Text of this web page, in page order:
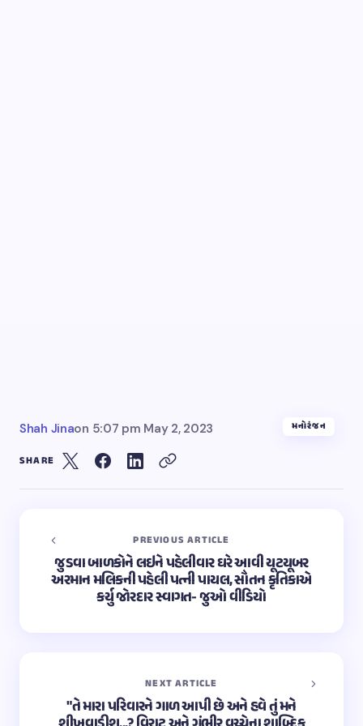
Shah Jinaon 5:07 pm May 2, 2023 મનોરંજન
SHARE
PREVIOUS ARTICLE
જુડવા બાળકોને લઇને પહેલીવાર ઘરે આવી યૂટયૂબર
અરમાન મલિકની પહેલી પત્ની પાયલ, સૌતન કૃતિકાએ
કર્યુ જોરદાર સ્વાગત- જુઓ વીડિયો
NEXT ARTICLE
"તે મારા પરિવારને ગાળ આપી છે અને હવે તું મને